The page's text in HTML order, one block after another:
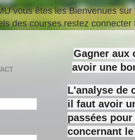
vous êtes les Bienvenues
des courses.restez
Gagner aux
avoir une
L'analyse de
il faut avoir
passées
concernant